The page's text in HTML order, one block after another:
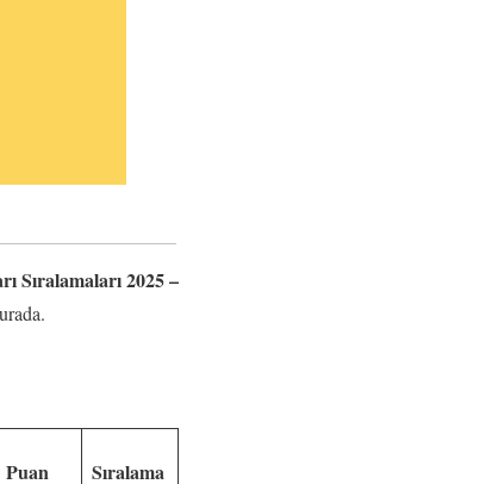
Sıralamaları 2025 –
Puan Sıralama